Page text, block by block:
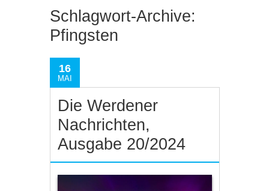
Schlagwort-Archive:
Pfingsten
16
MAI
Die Werdener
Nachrichten,
Ausgabe 20/2024